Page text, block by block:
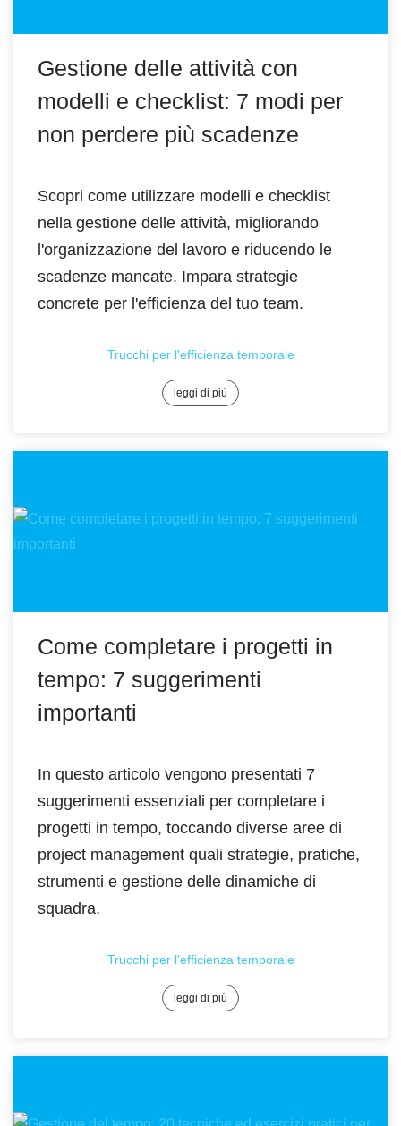
Gestione delle attività con
modelli e checklist: 7 modi per
non perdere più scadenze
Scopri come utilizzare modelli e checklist
nella gestione delle attività, migliorando
l'organizzazione del lavoro e riducendo le
scadenze mancate. Impara strategie
concrete per l'efficienza del tuo team.
leggi di più
Trucchi per l'efficienza temporale
Come completare i progetti in
tempo: 7 suggerimenti
importanti
In questo articolo vengono presentati 7
suggerimenti essenziali per completare i
progetti in tempo, toccando diverse aree di
project management quali strategie, pratiche,
strumenti e gestione delle dinamiche di
squadra.
leggi di più
Trucchi per l'efficienza temporale